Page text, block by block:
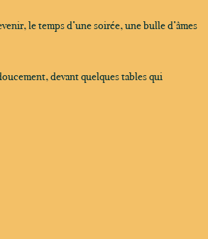
le temps d’une soirée, une bulle d’âmes
devant quelques tables qui